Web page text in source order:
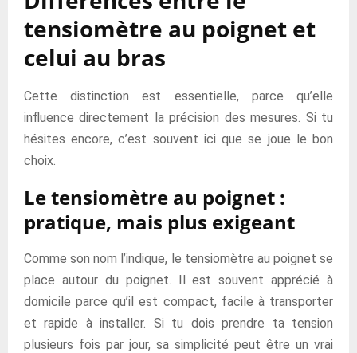
tensiomètre au poignet et
celui au bras
Cette distinction est essentielle, parce qu’elle
influence directement la précision des mesures. Si tu
hésites encore, c’est souvent ici que se joue le bon
choix.
Le tensiomètre au poignet :
pratique, mais plus exigeant
Comme son nom l’indique, le tensiomètre au poignet se
place autour du poignet. Il est souvent apprécié à
domicile parce qu’il est compact, facile à transporter
et rapide à installer. Si tu dois prendre ta tension
plusieurs fois par jour, sa simplicité peut être un vrai